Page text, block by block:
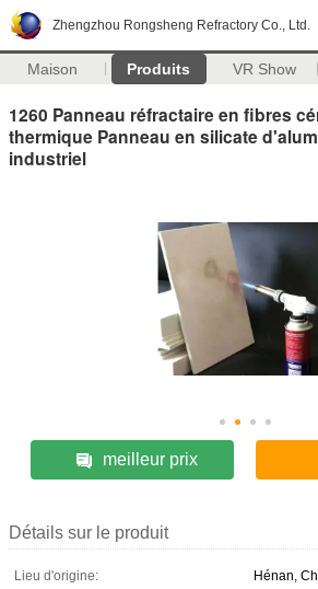
Zhengzhou Rongsheng Refractory Co., Ltd.
Maison Produits VR Show
1260 Panneau réfractaire en fibres
thermique Panneau en silicate
industriel
meilleur prix
Détails sur le produit
Lieu d'origine:
Hénan,